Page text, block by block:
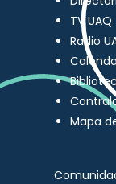
TV UAQ
Radio
Mapa